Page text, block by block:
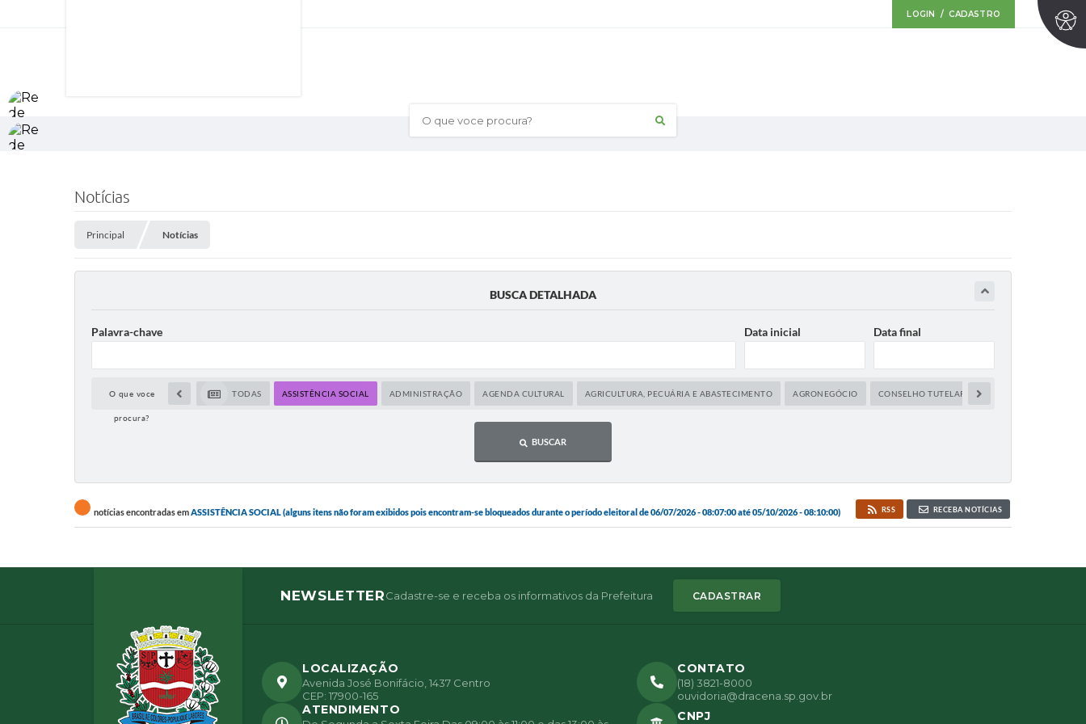
LOGIN / CADASTRO
O que voce procura?
Notícias
Principal Notícias
BUSCA DETALHADA
Palavra-chave Data inicial Data final
O que voce
procura?
TODAS ASSISTÊNCIA SOCIAL ADMINISTRAÇÃO AGENDA CULTURAL AGRICULTURA, PECUÁRIA E ABASTECIMENTO AGRONEGÓCIO CONSELHO TUTELAR
BUSCAR
notícias encontradas emASSISTÊNCIA SOCIAL (alguns itens não foram exibidos pois encontram-se bloqueados durante o período eleitoral de 06/07/2026 - 08:07:00 até 05/10/2026 - 08:10:00) RSS RECEBA NOTÍCIAS
NEWSLETTERCadastre-se e receba os informativos da Prefeitura CADASTRAR
LOCALIZAÇÃO
Avenida José Bonifácio, 1437 Centro
CEP: 17900-165
CONTATO
(18) 3821-8000
ouvidoria@dracena.sp.gov.br
ATENDIMENTO CNPJ